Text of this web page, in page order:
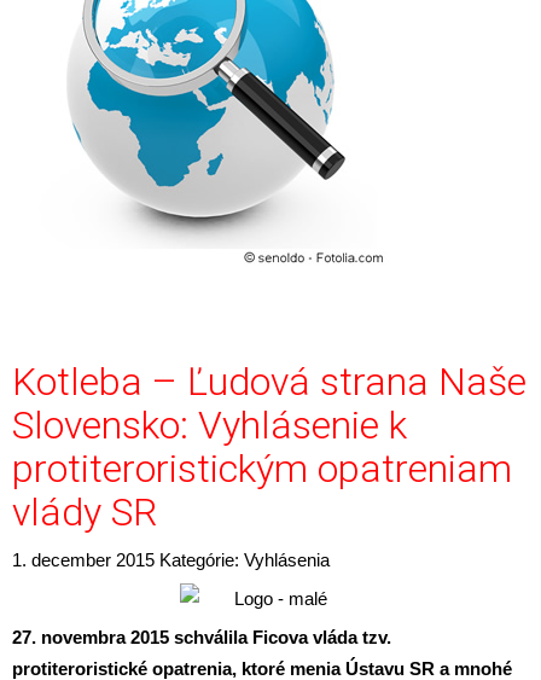
Kotleba – Ľudová strana Naše
Slovensko: Vyhlásenie k
protiteroristickým opatreniam
vlády SR
1. december 2015 Kategórie: Vyhlásenia
27. novembra 2015 schválila Ficova vláda tzv.
protiteroristické opatrenia, ktoré menia Ústavu SR a mnohé